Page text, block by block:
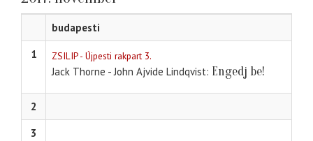
budapesti
1
ZSILIP - Újpesti rakpart 3.
Jack Thorne - John Ajvide Lindqvist Engedj be!
2
3